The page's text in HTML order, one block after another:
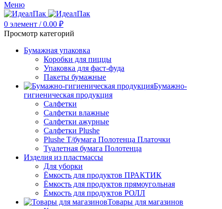
Меню
0 элемент / 0.00 ₽
Просмотр категорий
Бумажная упаковка
Коробки для пиццы
Упаковка для фаст-фуда
Пакеты бумажные
Бумажно-
гигиеническая продукция
Салфетки
Салфетки влажные
Салфетки ажурные
Салфетки Plushe
Plushe Т/бумага Полотенца Платочки
Туалетная бумага Полотенца
Изделия из пластмассы
Для уборки
Ёмкость для продуктов ПРАКТИК
Ёмкость для продуктов прямоугольная
Ёмкость для продуктов РОЛЛ
Товары для магазинов